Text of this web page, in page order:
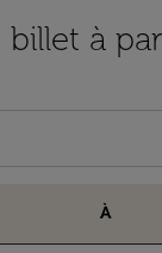
billet à
À